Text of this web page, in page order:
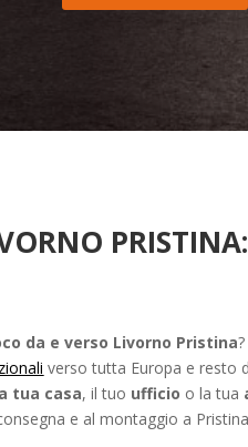
da e verso Livorno Pristina?
verso tutta Europa e resto
tua casa, il tuo ufficio o la tua
e al montaggio a